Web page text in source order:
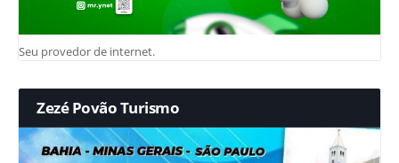
Seu provedor de internet.
Zezé Povão Turismo